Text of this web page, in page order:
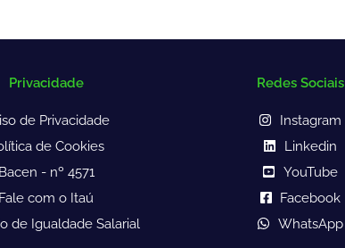
Privacidade
de Privacidade
de Cookies
Bacen - nº 4571
Fale com o Itaú
de Igualdade Salarial
Redes Sociais
Instagram
Linkedin
YouTube
Facebook
WhatsApp